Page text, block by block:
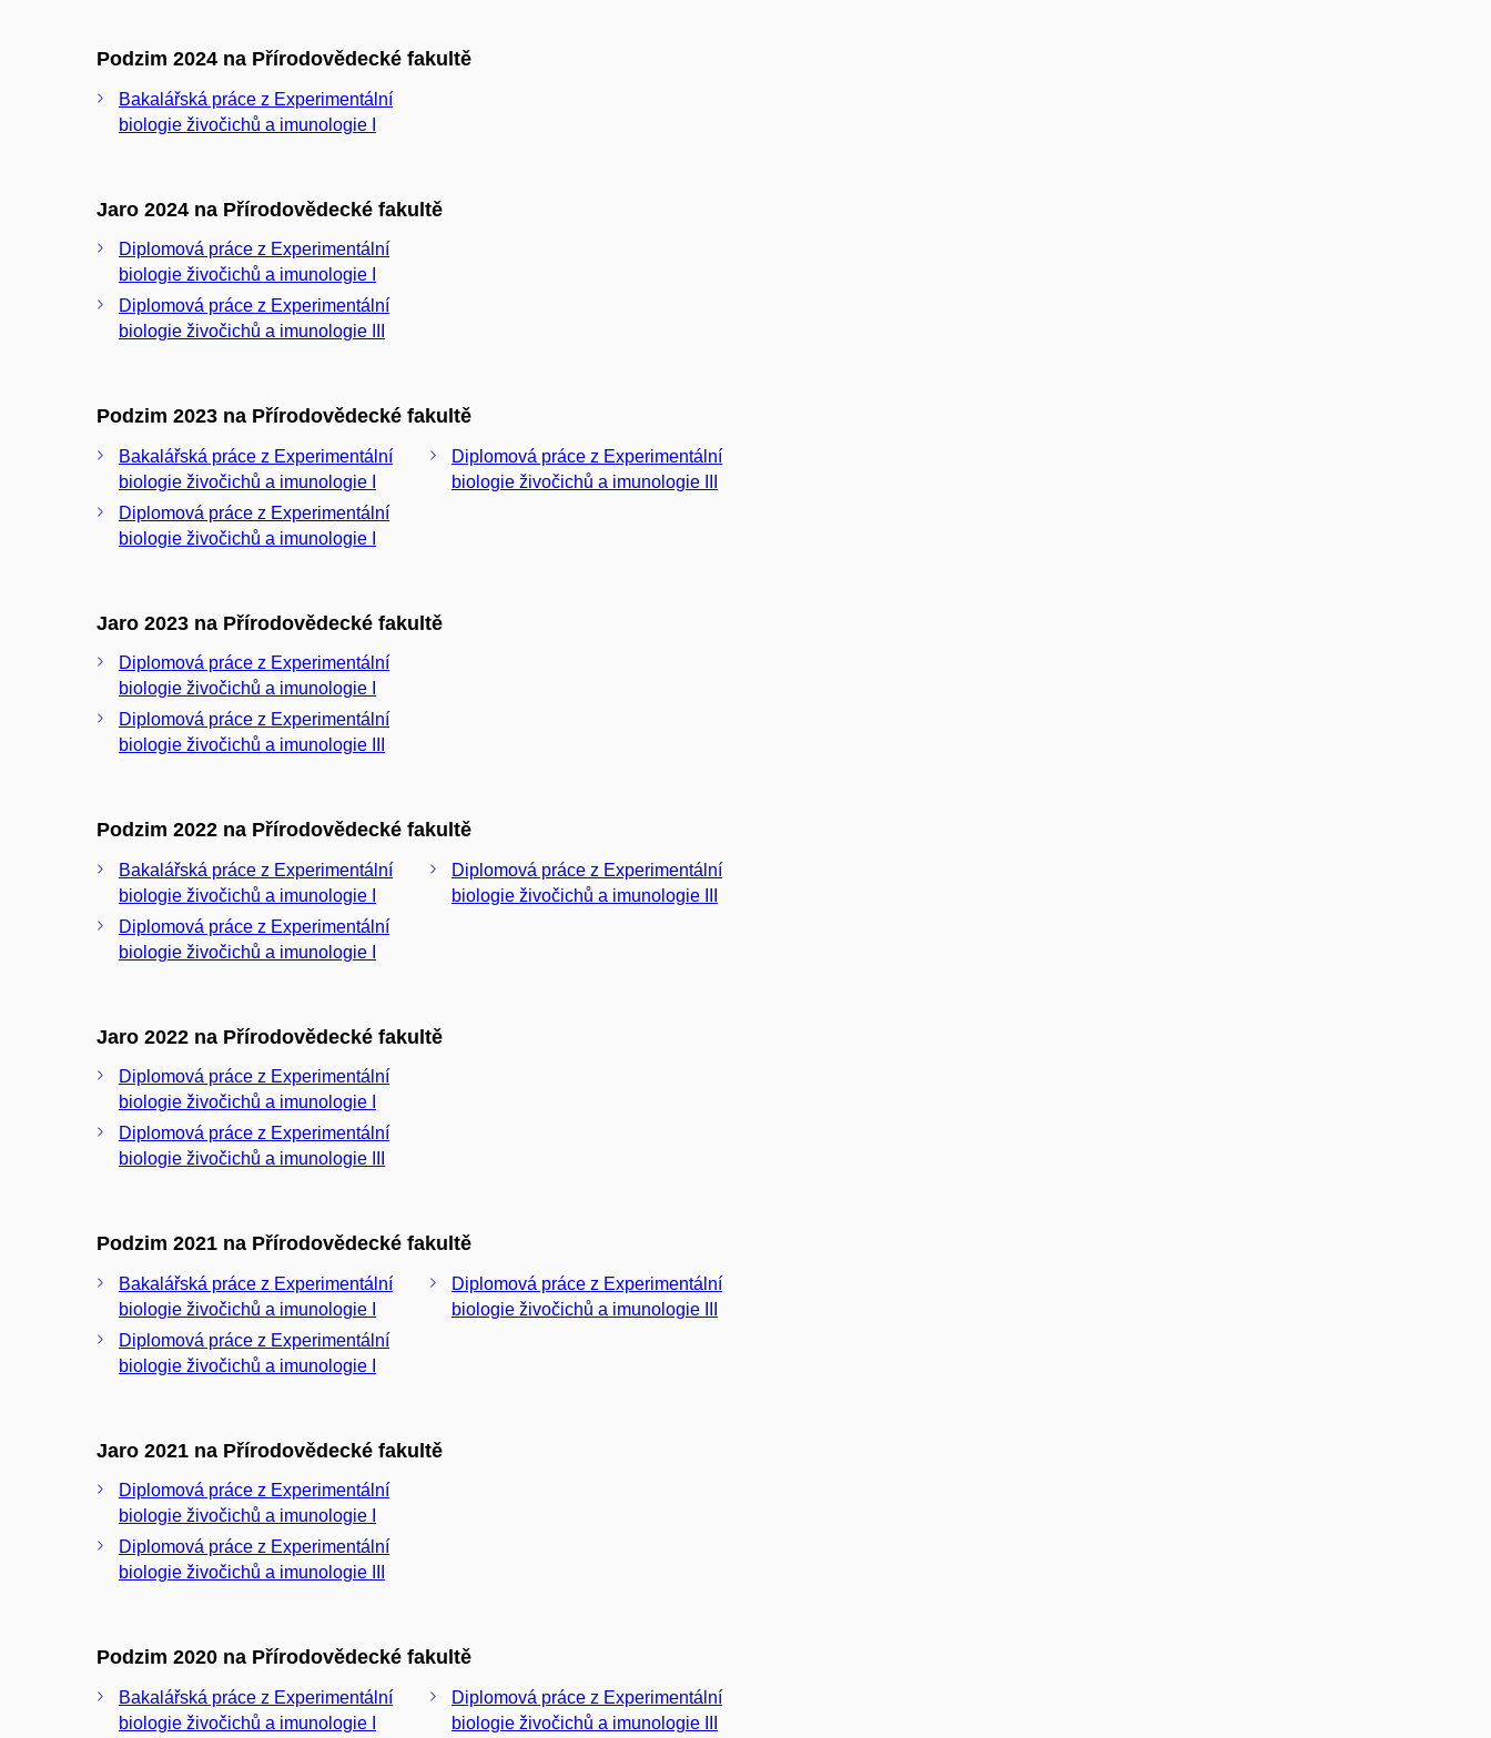
Podzim 2024 na Přírodovědecké fakultě
Bakalářská práce z Experimentální
biologie živočichů a imunologie I
Jaro 2024 na Přírodovědecké fakultě
Diplomová práce z Experimentální
biologie živočichů a imunologie I
Diplomová práce z Experimentální
biologie živočichů a imunologie III
Podzim 2023 na Přírodovědecké fakultě
Bakalářská práce z Experimentální
biologie živočichů a imunologie I
Diplomová práce z Experimentální
biologie živočichů a imunologie I
Diplomová práce z Experimentální
biologie živočichů a imunologie III
Jaro 2023 na Přírodovědecké fakultě
Diplomová práce z Experimentální
biologie živočichů a imunologie I
Diplomová práce z Experimentální
biologie živočichů a imunologie III
Podzim 2022 na Přírodovědecké fakultě
Bakalářská práce z Experimentální
biologie živočichů a imunologie I
Diplomová práce z Experimentální
biologie živočichů a imunologie I
Diplomová práce z Experimentální
biologie živočichů a imunologie III
Jaro 2022 na Přírodovědecké fakultě
Diplomová práce z Experimentální
biologie živočichů a imunologie I
Diplomová práce z Experimentální
biologie živočichů a imunologie III
Podzim 2021 na Přírodovědecké fakultě
Bakalářská práce z Experimentální
biologie živočichů a imunologie I
Diplomová práce z Experimentální
biologie živočichů a imunologie I
Diplomová práce z Experimentální
biologie živočichů a imunologie III
Jaro 2021 na Přírodovědecké fakultě
Diplomová práce z Experimentální
biologie živočichů a imunologie I
Diplomová práce z Experimentální
biologie živočichů a imunologie III
Podzim 2020 na Přírodovědecké fakultě
Bakalářská práce z Experimentální
biologie živočichů a imunologie I
Diplomová práce z Experimentální
biologie živočichů a imunologie III